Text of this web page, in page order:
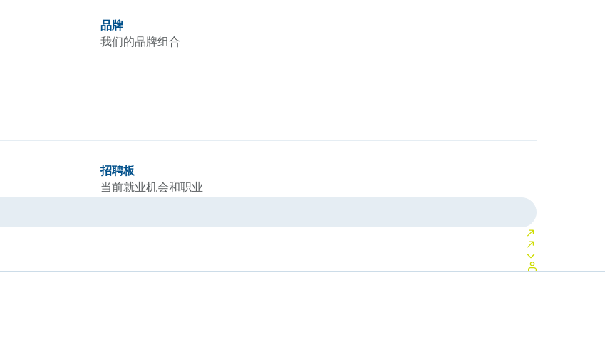
品牌
我们的品牌组合
招聘板
当前就业机会和职业